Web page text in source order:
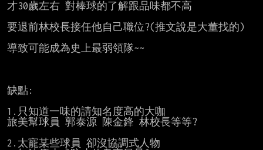
才30歲左右 對棒球的了解跟品味都不高
要退前林校長接任他自己職位?(推文說是大董找的)
導致可能成為史上最弱領隊~~
缺點:
1.只知道一味的請知名度高的大咖
旅美幫球員 郭泰源 陳金鋒 林校長等等?
2.太寵某些球員 卻沒協調式人物